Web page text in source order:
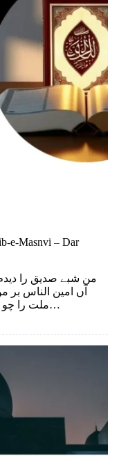
e-Masnvi – Dar
من شبے صدیق را
آں امین الناس بر
ملت را چو ابرِ نو بہار ثانیِ اسلام و غار و بدر و قبر…